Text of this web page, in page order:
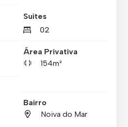
Suítes
02
Área Privativa
154m²
Bairro
Noiva do Mar